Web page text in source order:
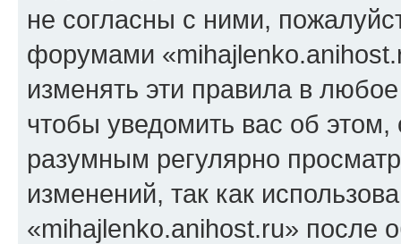
не согласны с ними,
форумами
изменять эти правила в
чтобы уведомить вас об
разумным регулярно
изменений, так как
«mihajlenko.anihost.ru» после